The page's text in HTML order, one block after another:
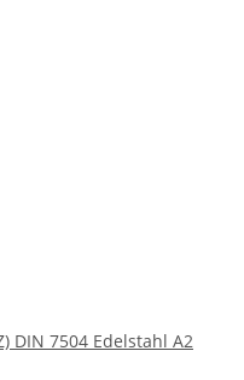
DIN 7504 Edelstahl A2